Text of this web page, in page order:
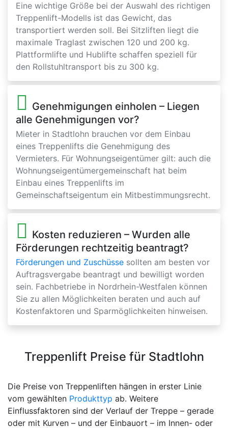
Eine wichtige Größe bei der Auswahl des richtigen
Treppenlift-Modells ist das Gewicht, das
transportiert werden soll. Bei Sitzliften liegt die
maximale Traglast zwischen 120 und 200 kg.
Plattformlifte und Hublifte schaffen speziell für
den Rollstuhltransport bis zu 300 kg.
Genehmigungen einholen – Liegen
alle Genehmigungen vor?
Mieter in Stadtlohn brauchen vor dem Einbau
eines Treppenlifts die Genehmigung des
Vermieters. Für Wohnungseigentümer gilt: auch die
Wohnungseigentümergemeinschaft hat beim
Einbau eines Treppenlifts im
Gemeinschaftseigentum ein Mitbestimmungsrecht.
Kosten reduzieren – Wurden alle
Förderungen rechtzeitig beantragt?
Förderungen und Zuschüsse sollten am besten vor
Auftragsvergabe beantragt und bewilligt worden
sein. Fachbetriebe in Nordrhein-Westfalen können
Sie zu allen Möglichkeiten beraten und auch auf
Kostenfaktoren und Sparmöglichkeiten hinweisen.
Treppenlift Preise für Stadtlohn
Die Preise von Treppenliften hängen in erster Linie
vom gewählten Produkttyp ab. Weitere
Einflussfaktoren sind der Verlauf der Treppe – gerade
oder mit Kurven – und der Einbauort – im Innen- oder